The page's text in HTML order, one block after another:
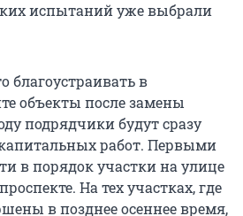
испытаний уже выбрали
благоустраивать в
объекты после замены
подрядчики будут сразу
работ. Первыми
в порядок участки на улице
На тех участках, где
в позднее осеннее время,